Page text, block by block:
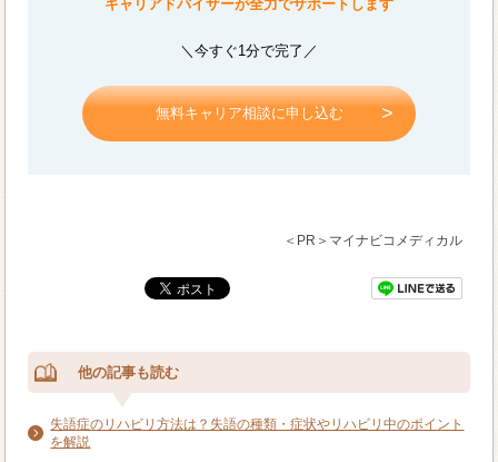
キャリアドバイザーが全力でサポートします
＼今すぐ1分で完了／
無料キャリア相談に申し込む
＜PR＞マイナビコメディカル
他の記事も読む
失語症のリハビリ方法は？失語の種類・症状やリハビリ中のポイント
を解説